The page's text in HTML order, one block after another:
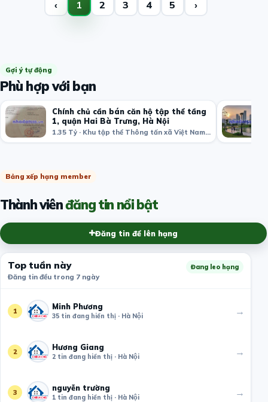
‹ 1 2 3 4 5 ›
Gợi ý tự động
Phù hợp với bạn
Chính chủ cần bán căn hộ tập thể tầng
1, quận Hai Bà Trưng, Hà Nội
1.35 Tỷ · Khu tập thể Thông tấn xã Việt Nam, Bạch Mai, Hai Bà Trưng, Hà Nội, Việt Nam
Bảng xếp hạng member
Thành viênđăng tin nổi bật
Đăng tin để lên hạng
Top tuần này
Đăng tin đều trong 7 ngày
Đang leo hạng
1 Minh Phương
35 tin đang hiển thị · Hà Nội →
2 Hương Giang
2 tin đang hiển thị · Hà Nội →
3 nguyễn trường
1 tin đang hiển thị · Hà Nội →